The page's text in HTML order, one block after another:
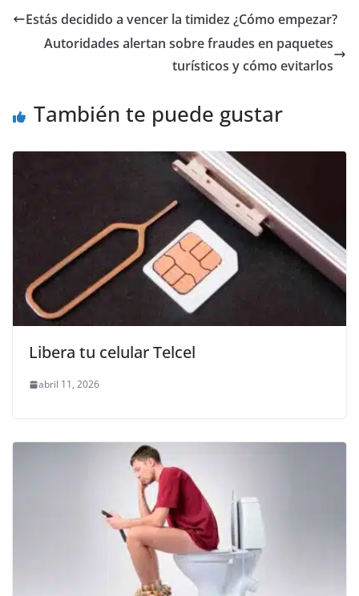
c
e
o
k
i
t
r
a
i
a
t
p
p
p
y
L
n
k
l
e
g
a
m
a
r
e
Estás decidido a vencer la timidez ¿Cómo empezar?
Autoridades alertan sobre fraudes en paquetes
turísticos y cómo evitarlos
También te puede gustar
Libera tu celular Telcel
abril 11, 2026